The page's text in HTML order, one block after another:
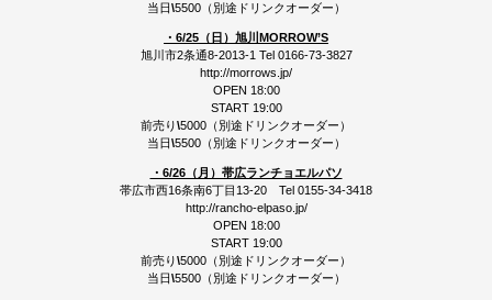
当日\5500（別途ドリンクオーダー）
・6/25（日）旭川MORROW’S
旭川市2条通8-2013-1 Tel 0166-73-3827
http://morrows.jp/
OPEN 18:00
START 19:00
前売り\5000（別途ドリンクオーダー）
当日\5500（別途ドリンクオーダー）
・6/26（月）帯広ランチョエルパソ
帯広市西16条南6丁目13-20 Tel 0155-34-3418
http://rancho-elpaso.jp/
OPEN 18:00
START 19:00
前売り\5000（別途ドリンクオーダー）
当日\5500（別途ドリンクオーダー）